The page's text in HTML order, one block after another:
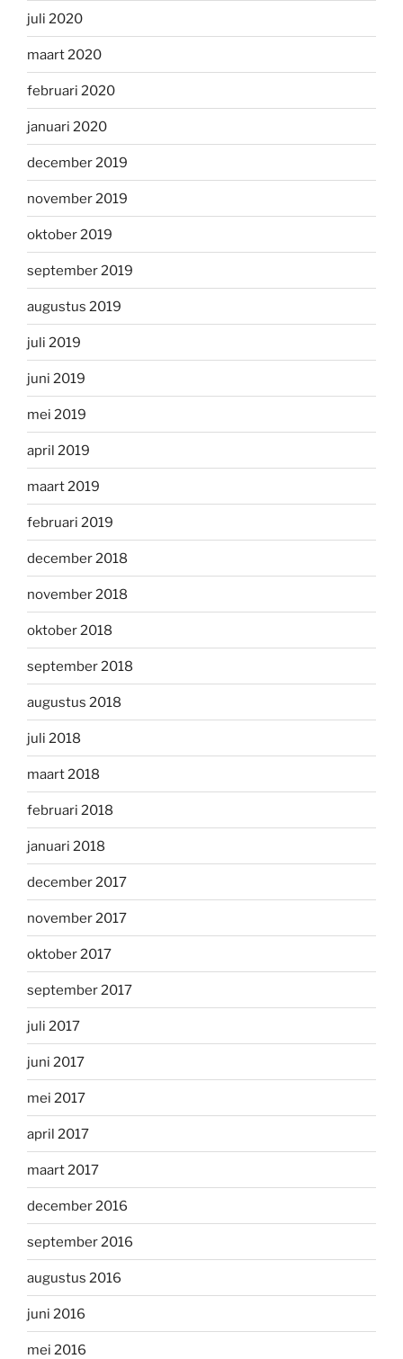
juli 2020
maart 2020
februari 2020
januari 2020
december 2019
november 2019
oktober 2019
september 2019
augustus 2019
juli 2019
juni 2019
mei 2019
april 2019
maart 2019
februari 2019
december 2018
november 2018
oktober 2018
september 2018
augustus 2018
juli 2018
maart 2018
februari 2018
januari 2018
december 2017
november 2017
oktober 2017
september 2017
juli 2017
juni 2017
mei 2017
april 2017
maart 2017
december 2016
september 2016
augustus 2016
juni 2016
mei 2016